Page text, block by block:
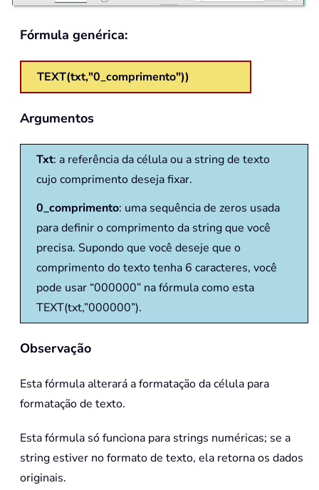
Fórmula genérica:
TEXT(txt,"0_comprimento"))
Argumentos
Txt: a referência da célula ou a string de texto
cujo comprimento deseja fixar.
0_comprimento: uma sequência de zeros usada
para definir o comprimento da string que você
precisa. Supondo que você deseje que o
comprimento do texto tenha 6 caracteres, você
pode usar “000000” na fórmula como esta
TEXT(txt,”000000”).
Observação
Esta fórmula alterará a formatação da célula para
formatação de texto.
Esta fórmula só funciona para strings numéricas; se a
string estiver no formato de texto, ela retorna os dados
originais.